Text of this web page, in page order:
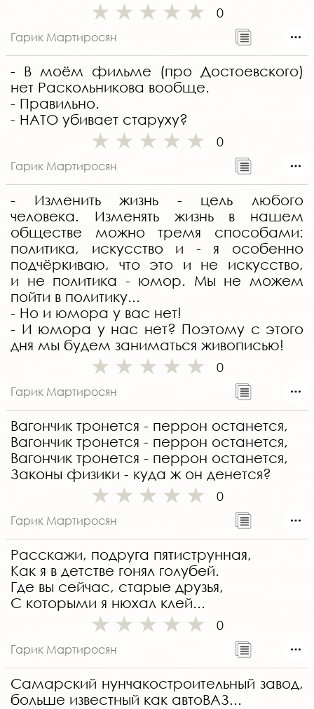
0
Гарик Мартиросян
- В моём фильме (про Достоевского)
нет Раскольникова вообще.
- Правильно.
- НАТО убивает старуху?
0
Гарик Мартиросян
- Изменить жизнь - цель любого
человека. Изменять жизнь в нашем
обществе можно тремя способами:
политика, искусство и - я особенно
подчёркиваю, что это и не искусство,
и не политика - юмор. Мы не можем
пойти в политику...
- Но и юмора у вас нет!
- И юмора у нас нет? Поэтому с этого
дня мы будем заниматься живописью!
0
Гарик Мартиросян
Вагончик тронется - перрон останется,
Вагончик тронется - перрон останется,
Вагончик тронется - перрон останется,
Законы физики - куда ж он денется?
0
Гарик Мартиросян
Расскажи, подруга пятиструнная,
Как я в детстве гонял голубей.
Где вы сейчас, старые друзья,
С которыми я нюхал клей...
0
Гарик Мартиросян
Самарский нунчакостроительный завод,
больше известный как автоВАЗ...